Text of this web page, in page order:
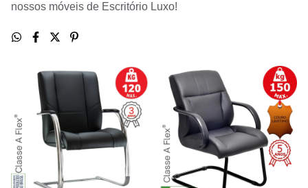
nossos móveis de Escritório Luxo!